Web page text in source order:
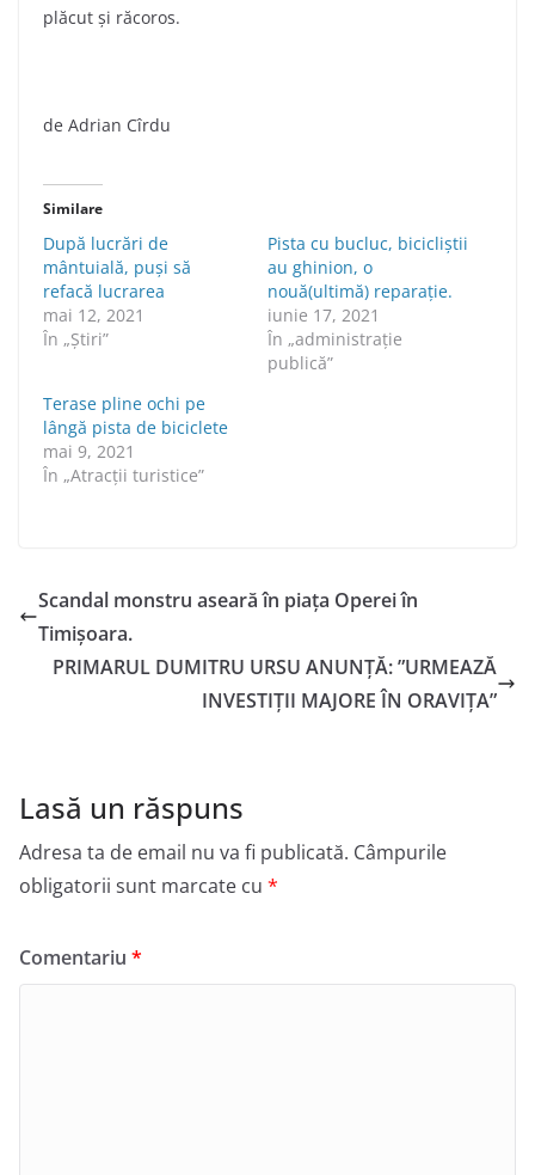
plăcut și răcoros.
de Adrian Cîrdu
Similare
După lucrări de
mântuială, puși să
refacă lucrarea
mai 12, 2021
În „Știri”
Pista cu bucluc, bicicliștii
au ghinion, o
nouă(ultimă) reparație.
iunie 17, 2021
În „administraţie
publică”
Terase pline ochi pe
lângă pista de biciclete
mai 9, 2021
În „Atracții turistice”
Scandal monstru aseară în piața Operei în
Timișoara.
PRIMARUL DUMITRU URSU ANUNȚĂ: ”URMEAZĂ
INVESTIȚII MAJORE ÎN ORAVIȚA”
Lasă un răspuns
Adresa ta de email nu va fi publicată. Câmpurile
obligatorii sunt marcate cu *
Comentariu *